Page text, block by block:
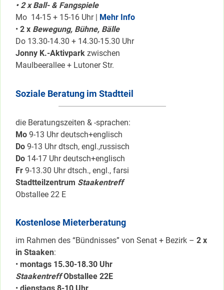
• 2 x Ball- & Fangspiele
Mo 14-15 + 15-16 Uhr | Mehr Info
• 2 x Bewegung, Bühne, Bälle
Do 13.30-14.30 + 14.30-15.30 Uhr
Jonny K.-Aktivpark zwischen
Maulbeerallee + Lutoner Str.
Soziale Beratung im Stadtteil
die Beratungszeiten & -sprachen:
Mo 9-13 Uhr deutsch+englisch
Do 9-13 Uhr dtsch, engl.,russisch
Do 14-17 Uhr deutsch+englisch
Fr 9-13.30 Uhr dtsch., engl., farsi
Stadtteilzentrum Staakentreff
Obstallee 22 E
Kostenlose Mieterberatung
im Rahmen des “Bündnisses” von Senat + Bezirk – 2 x
in Staaken:
• montags 15.30-18.30 Uhr
Staakentreff Obstallee 22E